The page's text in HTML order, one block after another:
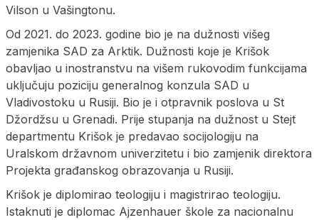
Vilson u Vašingtonu.
Od 2021. do 2023. godine bio je na dužnosti višeg
zamjenika SAD za Arktik. Dužnosti koje je Krišok
obavljao u inostranstvu na višem rukovodim funkcijama
uključuju poziciju generalnog konzula SAD u
Vladivostoku u Rusiji. Bio je i otpravnik poslova u St
Džordžsu u Grenadi. Prije stupanja na dužnost u Stejt
departmentu Krišok je predavao socijologiju na
Uralskom državnom univerzitetu i bio zamjenik direktora
Projekta građanskog obrazovanja u Rusiji.
Krišok je diplomirao teologiju i magistrirao teologiju.
Istaknuti je diplomac Ajzenhauer škole za nacionalnu